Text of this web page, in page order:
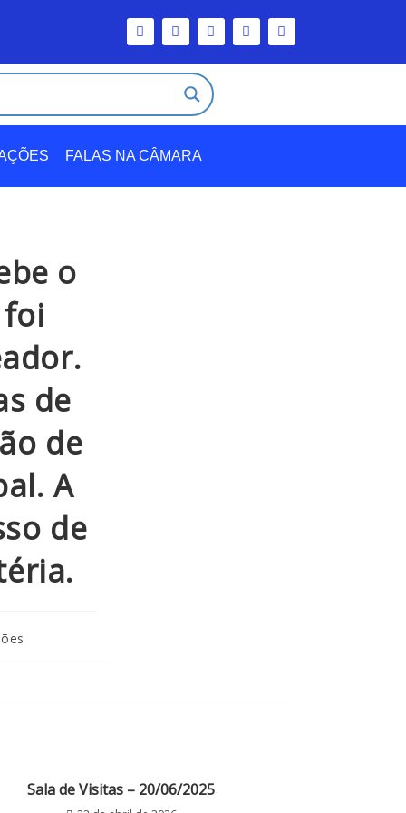
FALAS NA CÂMARA
o
de
de
A
de
Sala de Visitas – 20/06/2025